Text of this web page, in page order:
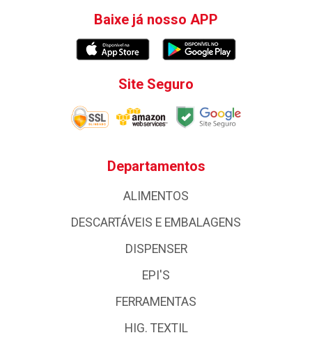
Baixe já nosso APP
Site Seguro
Departamentos
ALIMENTOS
DESCARTÁVEIS E EMBALAGENS
DISPENSER
EPI'S
FERRAMENTAS
HIG. TEXTIL